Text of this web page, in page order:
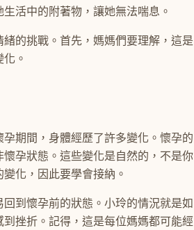
活中的附著物，讓她無法喘息。
的挑戰。首先，媽媽們要理解，這是
。
期間，身體經歷了許多變化。懷孕的
孕狀態。這些變化是自然的，不是你
化，因此要學會接納。
到懷孕前的狀態。小玲的情況就是如
挫折。記得，這是每位媽媽都可能經